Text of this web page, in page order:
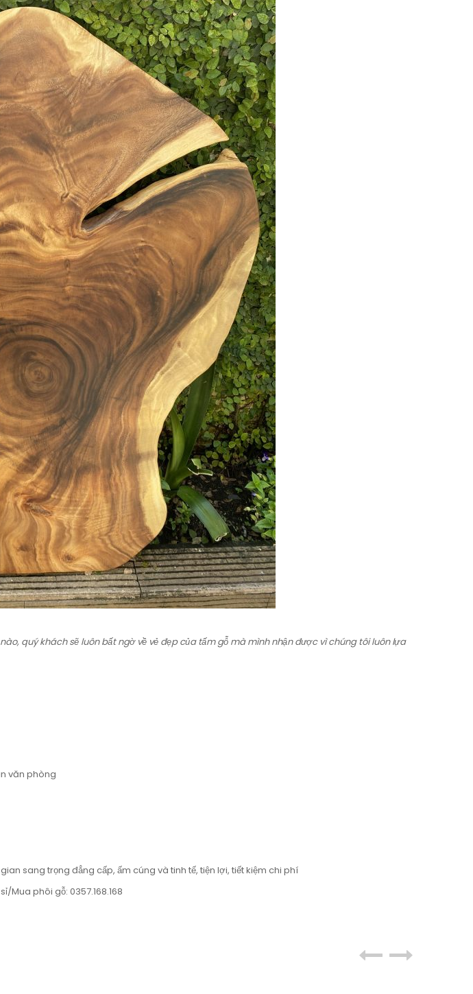
quý khách sẽ luôn bất ngờ về vẻ đẹp của tấm gỗ mà mình nhận được vì chúng tôi luôn lựa
văn phòng
sang trọng đẳng cấp, ấm cúng và tinh tế, tiện lợi, tiết kiệm chi phí
Mua phôi gỗ: 0357.168.168